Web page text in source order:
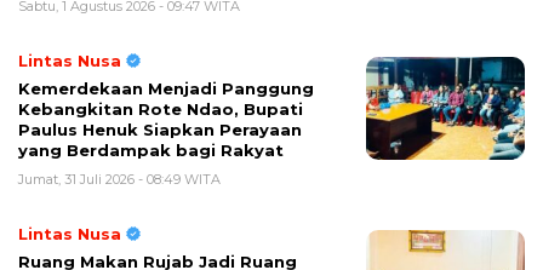
Sabtu, 1 Agustus 2026 - 09:47 WITA
Lintas Nusa
Kemerdekaan Menjadi Panggung
Kebangkitan Rote Ndao, Bupati
Paulus Henuk Siapkan Perayaan
yang Berdampak bagi Rakyat
Jumat, 31 Juli 2026 - 08:49 WITA
Lintas Nusa
Ruang Makan Rujab Jadi Ruang